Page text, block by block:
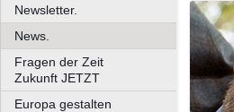
Newsletter.
News.
Fragen der Zeit
Zukunft JETZT
Europa gestalten